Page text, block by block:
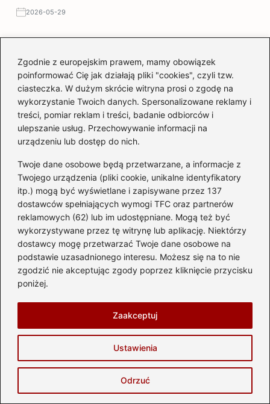
Zgodnie z europejskim prawem, mamy obowiązek
poinformować Cię jak działają pliki "cookies", czyli tzw.
ciasteczka. W dużym skrócie witryna prosi o zgodę na
wykorzystanie Twoich danych. Spersonalizowane reklamy i
treści, pomiar reklam i treści, badanie odbiorców i
ulepszanie usług. Przechowywanie informacji na
urządzeniu lub dostęp do nich.
Twoje dane osobowe będą przetwarzane, a informacje z
Twojego urządzenia (pliki cookie, unikalne identyfikatory
itp.) mogą być wyświetlane i zapisywane przez 137
dostawców spełniających wymogi TFC oraz partnerów
reklamowych (62) lub im udostępniane. Mogą też być
wykorzystywane przez tę witrynę lub aplikację. Niektórzy
dostawcy mogę przetwarzać Twoje dane osobowe na
podstawie uzasadnionego interesu. Możesz się na to nie
zgodzić nie akceptując zgody poprzez kliknięcie przycisku
poniżej.
Ustawienia
Odrzuć
Zaakceptuj
2026-05-29
Jak skutecznie układać opony w jodełkę
dla lepszej przyczepności
2026-05-28